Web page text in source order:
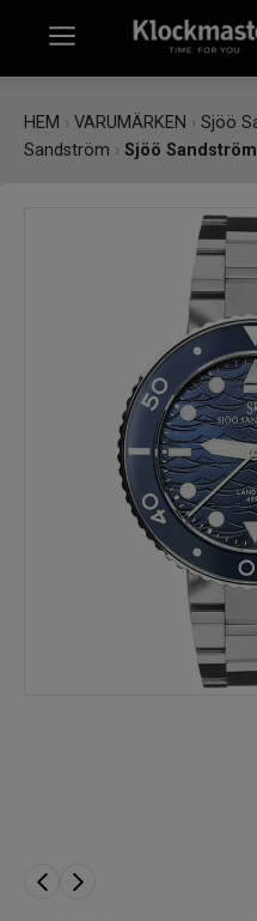
VARUMÄRKEN
PRESENTKORT
HEM › VARUMÄRKEN › Sjöö
Sandström › Sjöö